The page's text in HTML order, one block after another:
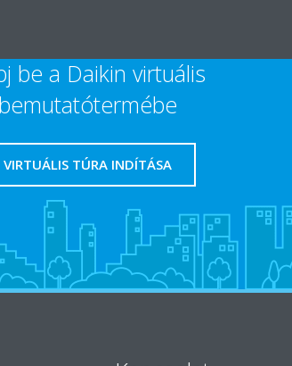
be a Daikin virtuális
bemutatótermébe
VIRTUÁLIS TÚRA INDÍTÁSA